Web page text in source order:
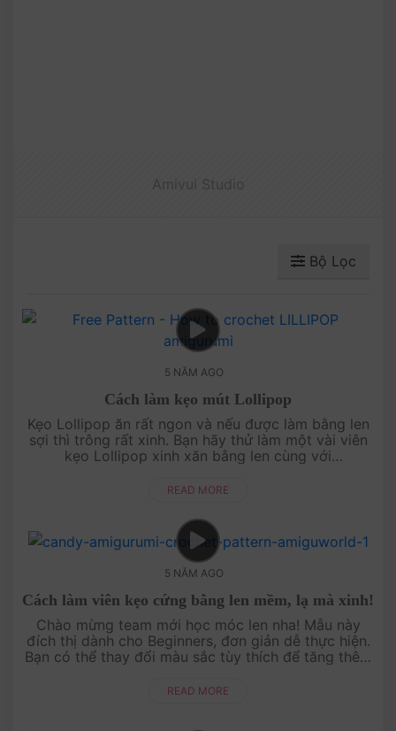
Bộ Lọc
5 NĂM AGO
Cách làm kẹo mút Lollipop
Kẹo Lollipop ăn rất ngon và nếu được làm bằng len
sợi thì trông rất xinh. Bạn hãy thử làm một vài viên
kẹo Lollipop xinh xăn bằng len cùng với
sẵn ở đây, bấm và xem ngay....
READ MORE
5 NĂM AGO
Cách làm viên kẹo cứng bằng len mềm, lạ mà xinh!
Chào mừng team mới học móc len nha! Mẫu này
đích thị dành cho Beginners, đơn giản dễ thực hiện.
Bạn có thể thay đổi màu sắc tùy thích để tăng thêm
mừng ....
READ MORE